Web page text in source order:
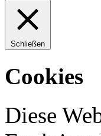
Schließen
Cookies
Diese